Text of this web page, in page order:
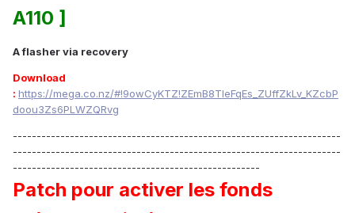
A110 ]
A flasher via recovery
Download
: https://mega.co.nz/#!9owCyKTZ!ZEmB8TIeFqEs_ZUffZkLv_KZcbP
doou3Zs6PLWZQRvg
---------------------------------------------------------------------
---------------------------------------------------------------------
----------------------------------------------------
Patch pour activer les fonds